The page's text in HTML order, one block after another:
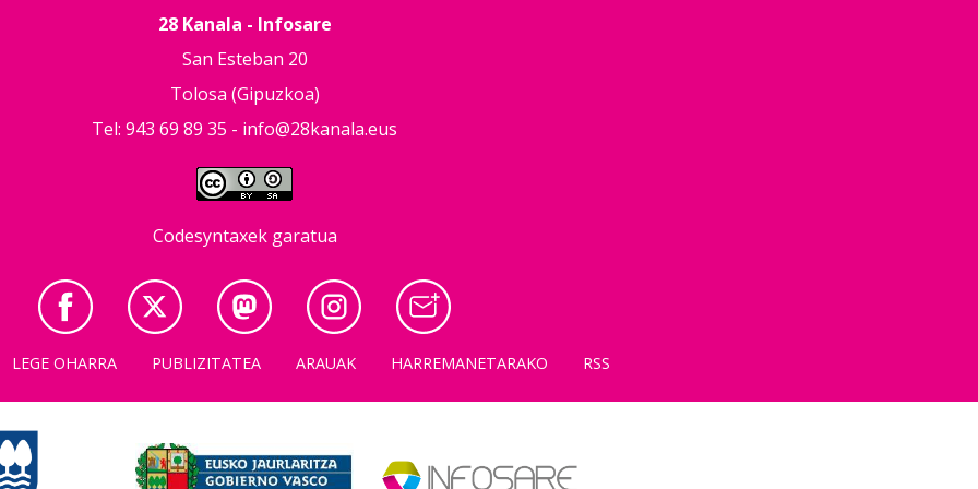
28 Kanala - Infosare
San Esteban 20
Tolosa (Gipuzkoa)
Tel: 943 69 89 35 - info@28kanala.eus
Codesyntaxek garatua
LEGE OHARRA PUBLIZITATEA ARAUAK HARREMANETARAKO RSS